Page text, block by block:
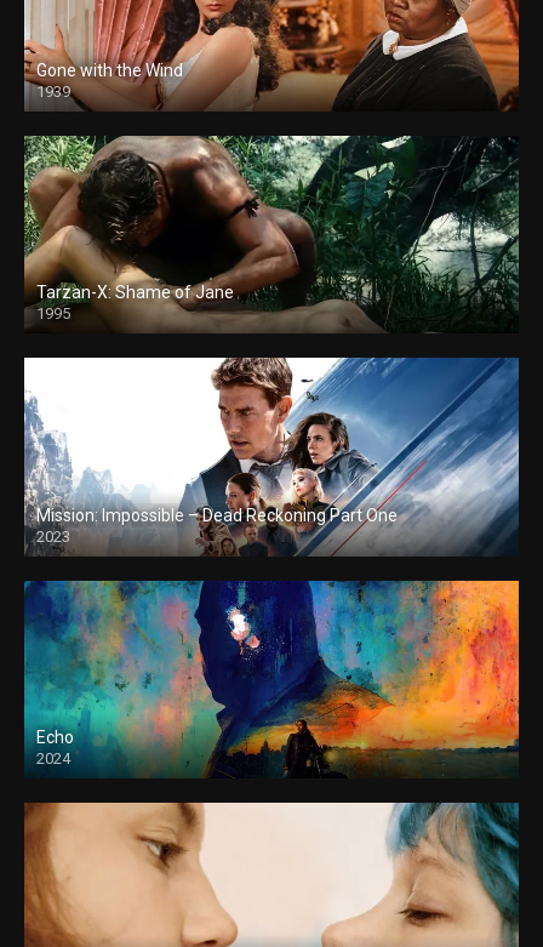
Gone with the Wind
1939
Tarzan-X: Shame of Jane
1995
Mission: Impossible – Dead Reckoning Part One
2023
Echo
2024